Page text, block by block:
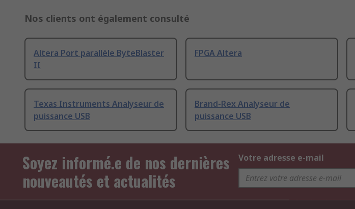
Nos clients ont également consulté
Altera Port parallèle ByteBlaster
II
FPGA Altera
Texas Instruments Analyseur de
puissance USB
Brand-Rex Analyseur de
puissance USB
Soyez informé.e de nos dernières
nouveautés et actualités
Votre adresse e-mail